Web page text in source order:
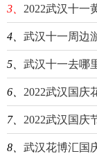
3、 2022武汉十一
4、 武汉十一周边游
5、 武汉十一去哪里
6、 2022武汉国庆
7、 2022武汉国庆
8、 武汉花博汇国